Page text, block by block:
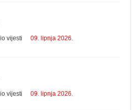
vijesti 09. lipnja 2026.
vijesti 09. lipnja 2026.